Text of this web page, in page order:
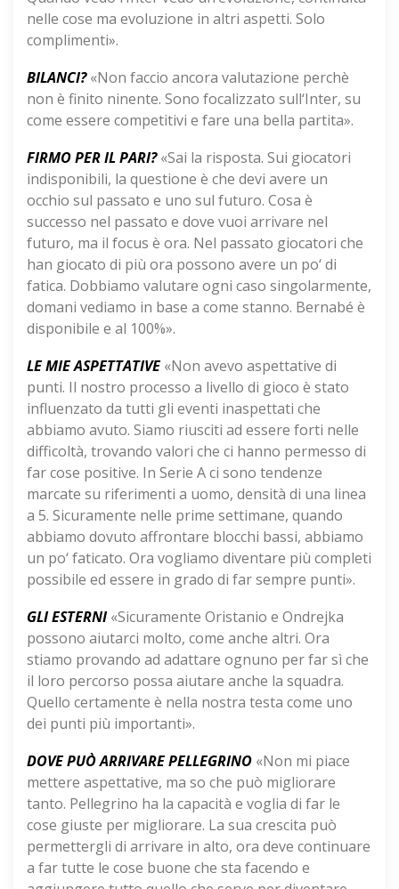
nelle cose ma evoluzione in altri aspetti. Solo
complimenti».
BILANCI?«Non faccio ancora valutazione perchè
non è finito ninente. Sono focalizzato sull‘Inter, su
come essere competitivi e fare una bella partita».
FIRMO PER IL PARI?«Sai la risposta. Sui giocatori
indisponibili, la questione è che devi avere un
occhio sul passato e uno sul futuro. Cosa è
successo nel passato e dove vuoi arrivare nel
futuro, ma il focus è ora. Nel passato giocatori che
han giocato di più ora possono avere un po‘ di
fatica. Dobbiamo valutare ogni caso singolarmente,
domani vediamo in base a come stanno. Bernabé è
disponibile e al 100%».
LE MIE ASPETTATIVE«Non avevo aspettative di
punti. Il nostro processo a livello di gioco è stato
influenzato da tutti gli eventi inaspettati che
abbiamo avuto. Siamo riusciti ad essere forti nelle
difficoltà, trovando valori che ci hanno permesso di
far cose positive. In Serie A ci sono tendenze
marcate su riferimenti a uomo, densità di una linea
a 5. Sicuramente nelle prime settimane, quando
abbiamo dovuto affrontare blocchi bassi, abbiamo
un po‘ faticato. Ora vogliamo diventare più completi
possibile ed essere in grado di far sempre punti».
GLI ESTERNI«Sicuramente Oristanio e Ondrejka
possono aiutarci molto, come anche altri. Ora
stiamo provando ad adattare ognuno per far sì che
il loro percorso possa aiutare anche la squadra.
Quello certamente è nella nostra testa come uno
dei punti più importanti».
DOVE PUÒ ARRIVARE PELLEGRINO «Non mi piace
mettere aspettative, ma so che può migliorare
tanto. Pellegrino ha la capacità e voglia di far le
cose giuste per migliorare. La sua crescita può
permettergli di arrivare in alto, ora deve continuare
a far tutte le cose buone che sta facendo e